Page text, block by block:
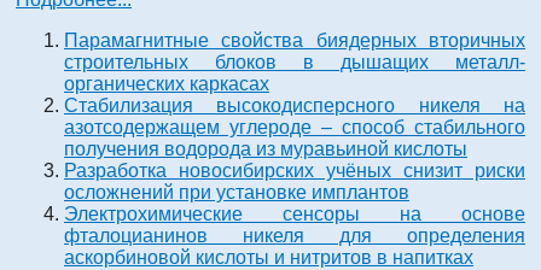
Парамагнитные свойства биядерных вторичных
строительных блоков в дышащих металл-
органических каркасах
Стабилизация высокодисперсного никеля на
азотсодержащем углероде – способ стабильного
получения водорода из муравьиной кислоты
Разработка новосибирских учёных снизит риски
осложнений при установке имплантов
Электрохимические сенсоры на основе
фталоцианинов никеля для определения
аскорбиновой кислоты и нитритов в напитках